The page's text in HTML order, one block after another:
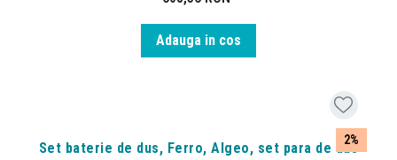
Adauga in cos
2%
Set baterie de dus, Ferro, Algeo, set para de dus